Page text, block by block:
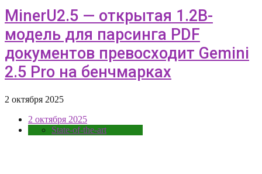
MinerU2.5 — открытая 1.2B-
модель для парсинга PDF
документов превосходит Gemini
2.5 Pro на бенчмарках
2 октября 2025
2 октября 2025
State-of-the-art